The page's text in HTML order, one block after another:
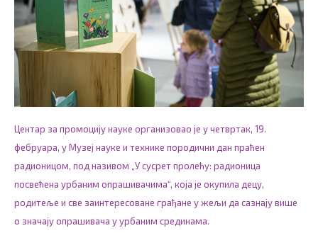
Центар за промоцију науке организовао је у четвртак, 19.
фебруара, у Музеј науке и технике породични дан праћен
радионицом, под називом „У сусрет пролећу: радионица
посвећена урбаним опрашивачима“, која је окупила децу,
родитеље и све заинтересоване грађане у жељи да сазнају више
о значају опрашивача у урбаним срединама.